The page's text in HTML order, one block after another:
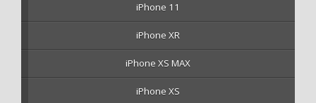
iPhone 11
iPhone XR
iPhone XS MAX
iPhone XS